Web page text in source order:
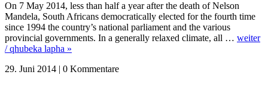
On 7 May 2014, less than half a year after the death of Nelson
Mandela, South Africans democratically elected for the fourth time
since 1994 the country’s national parliament and the various
provincial governments. In a generally relaxed climate, all … weiter
/ qhubeka lapha »
29. Juni 2014 | 0 Kommentare